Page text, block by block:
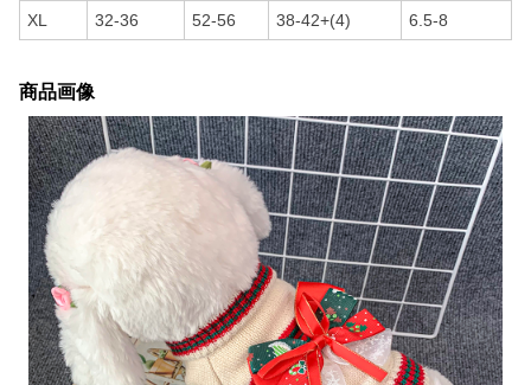
XL 32-36 52-56 38-42+(4) 6.5-8
商品画像